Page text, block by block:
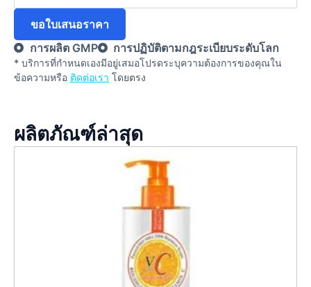
ขอใบเสนอราคา
การผลิต GMP
การปฏิบัติตามกฎระเบียบระดับโลก
* บริการที่กําหนดเองมีอยู่เสมอโปรดระบุความต้องการของคุณใน
ข้อความหรือ ติดต่อเรา โดยตรง
ผลิตภัณฑ์ล่าสุด